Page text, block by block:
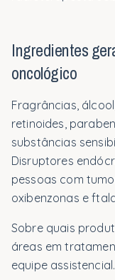
Ingredientes
oncológico
Fragrâncias,
retinoides,
substâncias
Disruptores
pessoas com
oxibenzonas e
Sobre quais
áreas em
equipe assistencial.